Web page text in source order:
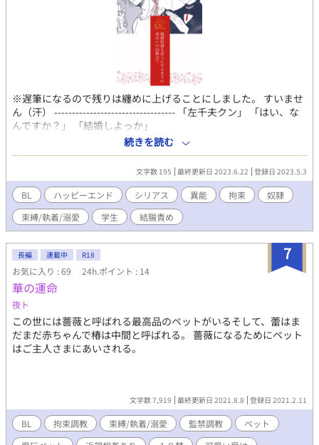
※遅筆になるので残りは纏めに上げることにしました。 すいませ
ん（汗） ---------------------------------- 「左千夫クン」 「はい、な
んですか？」 「結婚しよっか」
「………………………………………………はぁ？」 「我爱你 朱
華《ヂュファ》」 (裏)生徒会として政府からの任務をこなしてい
た愛輝凪生徒会のメンバー達。しかし、いつしか非道な任務が増
え反旗を翻す事に。 見事政府に勝利し、身の安全を保障する不可
侵契約を結び、能力増強装置の破壊にも成功。 しかし、千星那由
多《せんぼし なゆた》の記憶が喪われてしまった。そして、神
功左千夫《じんぐう さちお》にも異変が……？ 元マフィアの戦
闘奴隷だった過去を隠し財閥の養子として生活していた神功左千
夫《じんぐう さちお》と、昔奴隷市場で出会ったチャイニーズ
マフィアの香主 《シャン ジュゥ/跡取り》九鬼との馴れ初めのお
話。 能力が存在するロー・ファンタジーの世界観。 喫茶【シロ
フクロウ】のオーナー九鬼とマスター神功左千夫《じんぐう さ
ちお》のサイドストーリー。 ※番外編ですがこの話だけでも読め
ます。 ※時系列的には「あなたのタマシイいただきます！」の
【過去編】さようなら那由多、そして(裏)生徒会 のあとのお話
https://www.alphapolis.co.jp/novel/26142536/832586468/
※九鬼、左千夫二人とも高校生時代のお話から今に繋がります。
ーリーになります ※R18G・暴力のお話を含みます 結腸責め、暴
力、無理矢理、イチャラブ、拘束、連続絶頂、攻めが治癒能力、
受けが不死身、能力セックス等々
続きを読む
文字数 195 最終更新日 2023.6.22 登録日 2023.5.3
BL ハッピーエンド シリアス 異能 拘束
奴隷
束縛/執着/溺愛
学生 結腸責め
7
長編 連載中 R18
お気に入り : 69 24h.ポイント : 14
華の運命
夜ト
この世には薔薇と呼ばれる最高品のペットがいるそして、蕾はま
だまだ赤ちゃんで椿は中間と呼ばれる。 薔薇になるためにペット
はご主人さまにあいされる。
文字数 7,919 最終更新日 2021.8.8 登録日 2021.2.11
BL 拘束調教 束縛/執着/溺愛 監禁調教
ペット